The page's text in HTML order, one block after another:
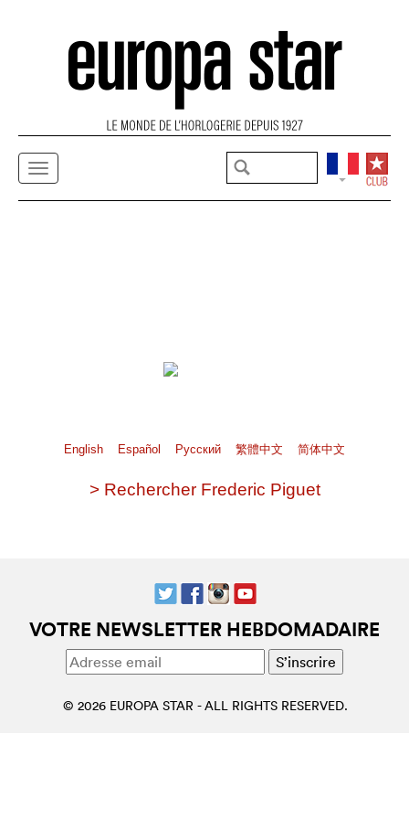
English Español Pусский 繁體中文 简体中文
> Rechercher Frederic Piguet
VOTRE NEWSLETTER HEBDOMADAIRE
© 2026 EUROPA STAR - ALL RIGHTS RESERVED.